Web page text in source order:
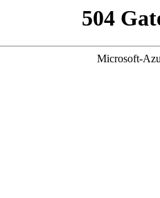
504
Microsoft-